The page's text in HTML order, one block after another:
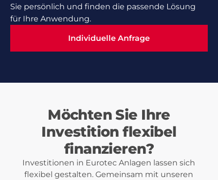
Sie persönlich und finden die passende Lösung
für Ihre Anwendung.
Individuelle Anfrage
Möchten Sie Ihre
Investition flexibel
finanzieren?
Investitionen in Eurotec Anlagen lassen sich
flexibel gestalten. Gemeinsam mit unseren